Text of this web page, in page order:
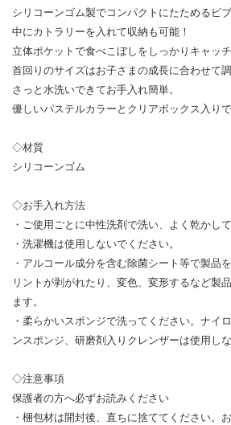
シリコーンゴム製でコンパクトにたためるビブ
中にカトラリーを入れて収納も可能！
立体ポケットで食べこぼしをしっかりキャッチ
首回りのサイズはお子さまの成長に合わせて調
さっと水洗いできてお手入れ簡単。
優しいパステルカラーとクリアボックス入り
◇材質
シリコーンゴム
◇お手入れ方法
・ご使用ごとに中性洗剤で洗い、よく乾かして
・洗濯機は使用しないでください。
・アルコール成分を含む除菌シート等で製品
リントが剥がれたり、変色、変形するなど製
ます。
・柔らかいスポンジで洗ってください。ナイ
ンスポンジ、研磨剤入りクレンザーは使用しな
◇注意事項
保護者の方へ必ずお読みください
・梱包材は開封後、直ちに捨ててください。